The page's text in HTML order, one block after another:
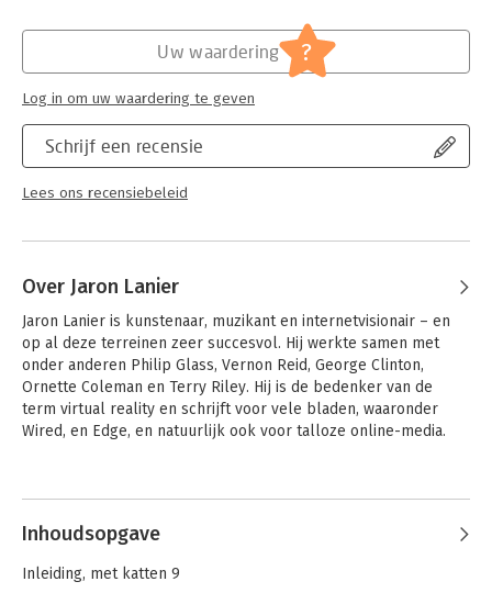
Schrijf een recensie
Lees ons recensiebeleid
Uw waardering ?
Log in om uw waardering te geven
Over Jaron Lanier
Jaron Lanier is kunstenaar, muzikant en internetvisionair – en
op al deze terreinen zeer succesvol. Hij werkte samen met
onder anderen Philip Glass, Vernon Reid, George Clinton,
Ornette Coleman en Terry Riley. Hij is de bedenker van de
term virtual reality en schrijft voor vele bladen, waaronder
Wired, en Edge, en natuurlijk ook voor talloze online-media.
Andere boeken door Jaron Lanier
Inhoudsopgave
Inleiding, met katten 9